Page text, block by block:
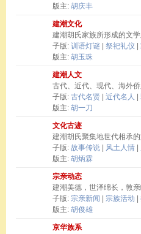
版主: 胡庆丰
建潮文化
建潮胡氏家族所形成的文学
子版: 训语灯谜 祭祀礼仪
版主: 胡玉珠
建潮人文
古代、近代、现代、海外
子版: 古代名贤 近代名人
版主: 胡一刀
文化古迹
建潮胡氏聚集地世代相承的
子版: 故事传说 风土人情
版主: 胡炳霖
宗亲动态
建潮美德，世泽绵长，敦亲
子版: 宗亲新闻 宗族活动
版主: 胡俊雄
京华族系